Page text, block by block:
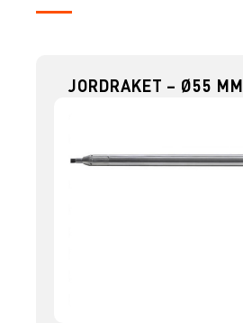
JORDRAKET – Ø55 MM